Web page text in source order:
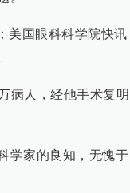
美国眼科科学院快讯
病人，经他手术复明
学家的良知，无愧于